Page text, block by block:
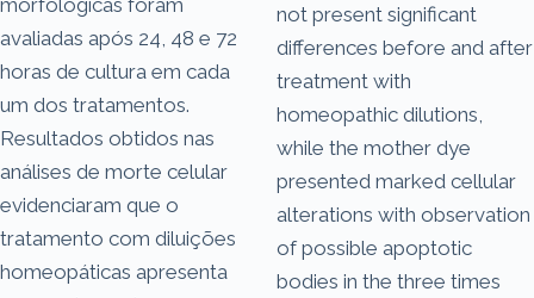
avaliadas após 24, 48 e 72
horas de cultura em cada
um dos tratamentos.
Resultados obtidos nas
análises de morte celular
evidenciaram que o
tratamento com diluições
homeopáticas apresenta
not present significant
differences before and after
treatment with
homeopathic dilutions,
while the mother dye
presented marked cellular
alterations with observation
of possible apoptotic
bodies in the three times